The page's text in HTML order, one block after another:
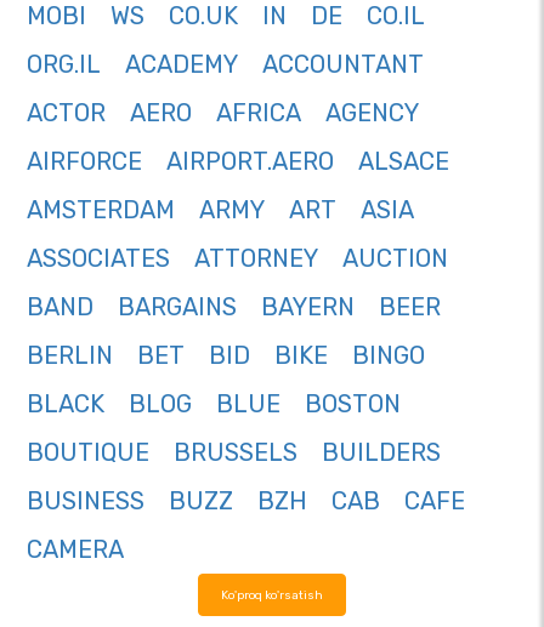
MOBI
WS CO.UK IN DE
CO.IL
ORG.IL
ACADEMY
ACCOUNTANT
ACTOR
AERO AFRICA
AGENCY
AIRFORCE
AIRPORT.AERO
ALSACE
AMSTERDAM
ARMY ART
ASIA
ASSOCIATES
ATTORNEY
AUCTION
BAND
BARGAINS BAYERN
BEER
BERLIN
BET BID BIKE
BINGO
BLACK
BLOG BLUE
BOSTON
BOUTIQUE
BRUSSELS
BUILDERS
BUSINESS
BUZZ BZH CAB
CAFE
CAMERA
Ko'proq ko'rsatish